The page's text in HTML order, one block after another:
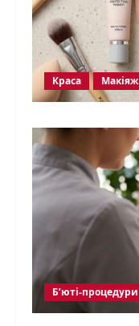
Краса Макіяж
Б’юті-процедури